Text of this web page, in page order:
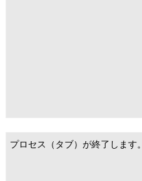
プロセス（タブ）が終了します。